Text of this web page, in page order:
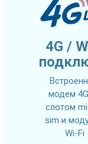
4G /
модем
слотом
sim и
Wi-Fi